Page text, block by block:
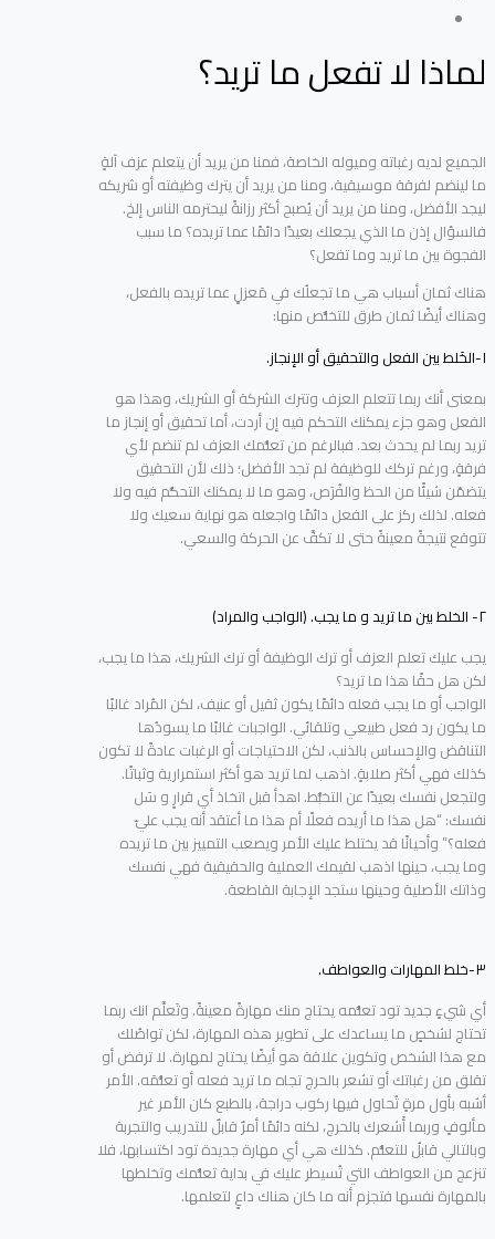
لماذا لا تفعل ما تريد؟
الجميع لديه رغباته وميوله الخاصة، فمنا من يريد أن يتعلم عزف آلةٍ
ما لينضم لفرقة موسيقية، ومنا من يريد أن يترك وظيفته أو شريكه
ليجد الأفضل، ومنا من يريد أن يُصبح أكثر رزانةً ليحترمه الناس إلخ.
فالسؤال إذن ما الذي يجعلك بعيدًا دائمًا عما تريده؟ ما سبب
الفجوة بين ما تريد وما تفعل؟
هناك ثمان أسباب هي ما تجعلُك في مَعزلٍ عما تريده بالفعل،
وهناك أيضًا ثمان طرق للتخلُّص منها:
١-الخَلط بين الفعل والتحقيق أو الإنجاز.
بمعنى أنك ربما تتعلم العزف وتترك الشركة أو الشريك، وهذا هو
الفعل وهو جزء يمكنك التحكم فيه إن أردت، أما تحقيق أو إنجاز ما
تريد ربما لم يحدث بعد. فبالرغم من تعلُّمك العزف لم تنضم لأي
فرقةٍ، ورغم تركك للوظيفة لم تجد الأفضل؛ ذلك لأن التحقيق
يتضمّن شيئًا من الحظ والفُرَص، وهو ما لا يمكنك التحكُّم فيه ولا
فعله. لذلك ركز على الفعل دائمًا واجعله هو نهاية سعيك ولا
تتوقع نتيجةً معينةً حتى لا تكفَّ عن الحركة والسعي.
٢- الخلط بين ما تريد و ما يجب. (الواجب والمراد)
يجب عليك تعلم العزف أو ترك الوظيفة أو ترك الشريك، هذا ما يجب،
لكن هل حقًا هذا ما تريد؟
الواجب أو ما يجب فعله دائمًا يكون ثقيل أو عنيف، لكن المُراد غالبًا
ما يكون رد فعل طبيعي وتلقائي. الواجبات غالبًا ما يسودُها
التناقض والإحساس بالذنب، لكن الاحتياجات أو الرغبات عادةً لا تكون
كذلك فهي أكثر صلابةٍ. اذهب لما تريد هو أكثر استمرارية وثباتًا.
ولتجعل نفسك بعيدًا عن التخبُّط. اهدأ قبل اتخاذ أي قرارٍ و سَل
نفسك: “هل هذا ما أريده فعلًا أم هذا ما أعتقد أنه يجب عليّ
فعله؟” وأحيانًا قد يختلط عليك الأمر ويصعب التمييز بين ما تريده
وما يجب، حينها اذهب لقيمك العملية والحقيقية فهي نفسك
وذاتك الأصلية وحينها ستجد الإجابة القاطعة.
٣-خلط المهارات والعواطف.
أي شيءٍ جديد تود تعلُّمه يحتاج منك مهارةً معينةً. وتَعلَّم انك ربما
تحتاج لشخصٍ ما يساعدك على تطوير هذه المهارة، لكن تواصُلك
مع هذا الشخص وتكوين علاقة هو أيضًا يحتاج لمهارة. لا ترفض أو
تقلق من رغباتك أو تشعر بالحرج تجاه ما تريد فعله أو تعلُّمَه. الأمر
أشبه بأول مرةٍ تُحاول فيها ركوب دراجة، بالطبع كان الأمر غير
مألوفٍ وربما أَشعرك بالحرج، لكنه دائمًا أمرٌ قابلٌ للتدريب والتجربة
وبالتالي قابلُ للتعلُّم. كذلك هي أي مهارة جديدة تود اكتسابها، فلا
تنزعج من العواطف التي تُسيطر عليك في بداية تعلُّمك وتخلطها
بالمهارة نفسها فتجزم أنه ما كان هناك داعٍ لتعلمها.